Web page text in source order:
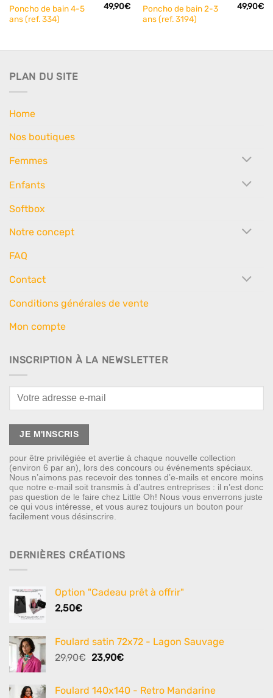
Poncho de bain 4-5
ans (ref. 334)
49,90€
Poncho de bain 2-3
ans (ref. 3194)
49,90€
PLAN DU SITE
Home
Nos boutiques
Femmes
Enfants
Softbox
Notre concept
FAQ
Contact
Conditions générales de vente
Mon compte
INSCRIPTION À LA NEWSLETTER
pour être privilégiée et avertie à chaque nouvelle collection
(environ 6 par an), lors des concours ou événements spéciaux.
Nous n’aimons pas recevoir des tonnes d’e-mails et encore moins
que notre e-mail soit transmis à d’autres entreprises : il n’est donc
pas question de le faire chez Little Oh! Nous vous enverrons juste
ce qui vous intéresse, et vous aurez toujours un bouton pour
facilement vous désinscrire.
DERNIÈRES CRÉATIONS
Option "Cadeau prêt à offrir"
2,50€
Foulard satin 72x72 - Lagon Sauvage
29,90€ Le
était :
23,90€Le
est :
Foulard 140x140 - Retro Mandarine